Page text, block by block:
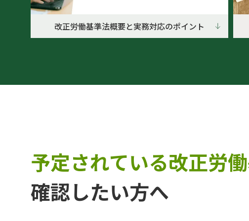
改正労働基準法概要と実務対応のポイント
予定されている改正労
確認したい方へ